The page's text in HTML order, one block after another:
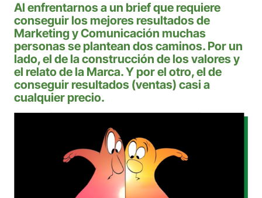
Al enfrentarnos a un brief que requiere
conseguir los mejores resultados de
Marketing y Comunicación muchas
personas se plantean dos caminos. Por un
lado, el de la construcción de los valores y
el relato de la Marca. Y por el otro, el de
conseguir resultados (ventas) casi a
cualquier precio.